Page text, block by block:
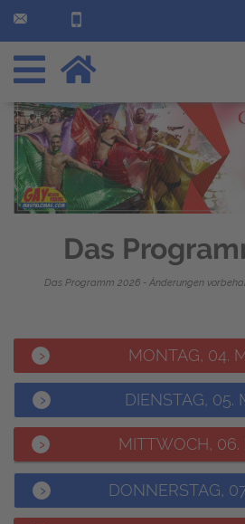
Das
Das Programm 2026 - Änderungen
MONTAG, 04.
DIENSTAG, 05.
MITTWOCH, 06.
DONNERSTAG,